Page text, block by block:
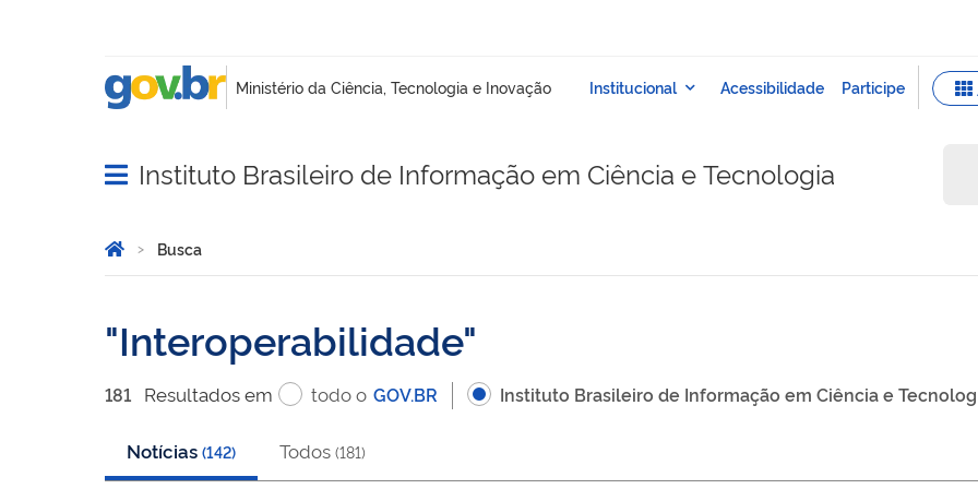
Abrir menu principal de navegação
Instituto Brasileiro de Informação em Ciência e Tecnologia
Você está aqui:
Página Inicial
Busca
Interoperabilidade
181 Resultadosem todo o GOV.BR Instituto Brasileiro de Informação em Ciência e
Notícias (142) Todos (181)